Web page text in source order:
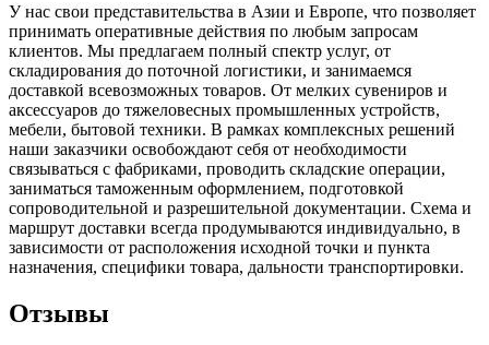
У нас свои представительства в Азии и Европе, что позволяет
принимать оперативные действия по любым запросам
клиентов. Мы предлагаем полный спектр услуг, от
складирования до поточной логистики, и занимаемся
доставкой всевозможных товаров. От мелких сувениров и
аксессуаров до тяжеловесных промышленных устройств,
мебели, бытовой техники. В рамках комплексных решений
наши заказчики освобождают себя от необходимости
связываться с фабриками, проводить складские операции,
заниматься таможенным оформлением, подготовкой
сопроводительной и разрешительной документации. Схема и
маршрут доставки всегда продумываются индивидуально, в
зависимости от расположения исходной точки и пункта
назначения, специфики товара, дальности транспортировки.
Отзывы